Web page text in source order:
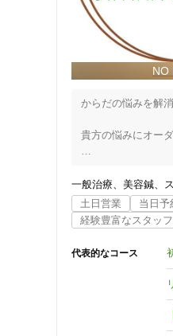
まずは無料相談を！
からだの悩みを解
貴方の悩みにオー
あなたの身体トラ
院では、そういっ
美容やつらい身体
できるようにを念
一般治療 美容鍼
土日営業
当日予
経験豊富なスタッ
代表的なコース